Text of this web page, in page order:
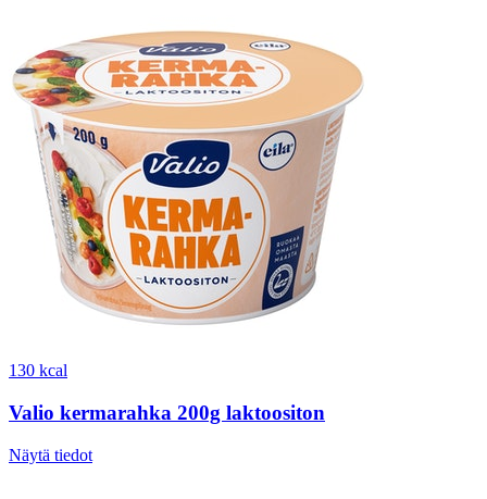
130 kcal
Valio kermarahka 200g laktoositon
Näytä tiedot